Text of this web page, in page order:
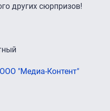
других сюрпризов!
ООО "Медиа-Контент"